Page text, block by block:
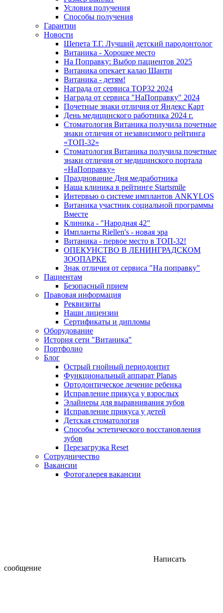
Условия получения
Способы получения
Гарантии
Новости
Шепета Т.Г. Лучший детский пародонтолог
Витаника - Хорошее место
На Поправку: Выбор пациентов 2025
Витаника опекает калао Шанти
Витаника - детям!
Награда от сервиса TOP32 2024
Награда от сервиса "НаПоправку" 2024
Почетные знаки отличия от Яндекс Карт
День медицинского работника 2024 г.
Стоматология Витаника получила почетные
знаки отличия от независимого рейтинга
«ТОП-32»
Стоматология Витаника получила почетные
знаки отличия от медицинского портала
«НаПоправку»
Празднование Дня медработника
Наша клиника в рейтинге Startsmile
Интервью о системе имплантов ANKYLOS
Витаника участник социальной программы
Вместе
Клиника - "Народная 42"
Импланты Riellen's - новая эра
Витаника - первое место в ТОП-32!
ОПЕКУНСТВО В ЛЕНИНГРАДСКОМ
ЗООПАРКЕ
Знак отличия от сервиса "На поправку"
Пациентам
Безопасный прием
Правовая информация
Реквизиты
Наши лицензии
Сертификаты и дипломы
Оборудование
История сети "Витаника"
Портфолио
Блог
Острый гнойный периодонтит
Функциональный аппарат Planas
Ортодонтическое лечение ребенка
Исправление прикуса у взрослых
Элайнеры для выравнивания зубов
Исправление прикуса у детей
Детская стоматология
Способы эстетического восстановления
зубов
Перезагрузка Reset
Сотрудничество
Вакансии
Фотогалерея вакансии
Написать
сообщение